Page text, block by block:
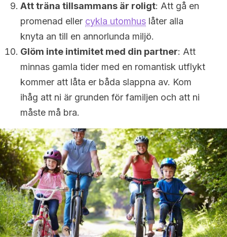
Att träna tillsammans är roligt: Att gå en
promenad eller cykla utomhus låter alla
knyta an till en annorlunda miljö.
Glöm inte intimitet med din partner: Att
minnas gamla tider med en romantisk utflykt
kommer att låta er båda slappna av. Kom
ihåg att ni är grunden för familjen och att ni
måste må bra.